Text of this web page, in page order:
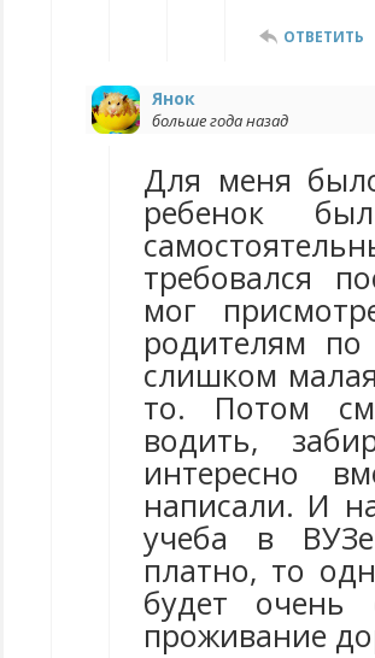
ОТВЕТИТЬ
Янок
больше года назад
Для меня
ребенок
требовался
мог
родителям
слишком
то. Потом
водить,
интересно
написали. И
учеба в
платно, то
будет
проживание